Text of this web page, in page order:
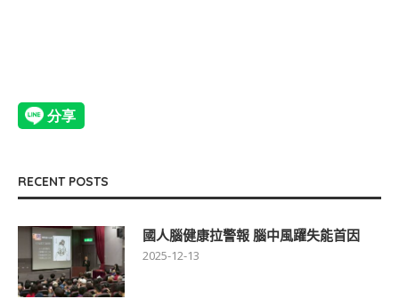
RECENT POSTS
國人腦健康拉警報 腦中風躍失能首因
2025-12-13